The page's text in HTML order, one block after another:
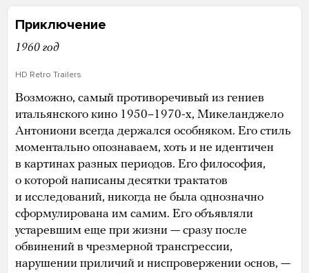
Приключение
1960 год
HD Retro Trailers
Возможно, самый противоречивый из гениев
итальянского кино 1950–1970-х, Микеланджело
Антониони всегда держался особняком. Его стиль
моментально опознаваем, хоть и не идентичен
в картинах разных периодов. Его философия,
о которой написаны десятки трактатов
и исследований, никогда не была однозначно
сформулирована им самим. Его объявляли
устаревшим еще при жизни — сразу после
обвинений в чрезмерной трансгрессии,
нарушении приличий и ниспровержении основ, —